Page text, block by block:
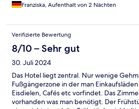
Franziska, Aufenthalt von 2 Nächten
Verifizierte Bewertung
8/10 – Sehr gut
30. Juli 2024
Das Hotel liegt zentral. Nur wenige
Fußgängerzone in der man
Eisdielen, Cafés etc vorfindet. Das
vorhanden was man benötigt. Der